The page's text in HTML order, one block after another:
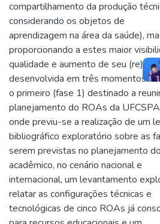
compartilhamento da produção
considerando os objetos de
aprendizagem na área da saúde),
proporcionando a estes maior
qualidade e aumento de seu
desenvolvida em três momentos
o primeiro (fase 1) destinado a
planejamento do ROAs da
onde previu-se a realização de um
bibliográfico exploratório sobre as
serem previstas no planejamento
acadêmico, no cenário nacional e
internacional, um levantamento
relatar as configurações técnicas e
tecnológicas de cinco ROAs já